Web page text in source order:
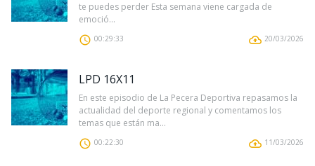
te puedes perder Esta semana viene cargada de
emoció...
00:29:33 20/03/2026
LPD 16X11
En este episodio de La Pecera Deportiva repasamos la
actualidad del deporte regional y comentamos los
temas que están ma...
00:22:30 11/03/2026